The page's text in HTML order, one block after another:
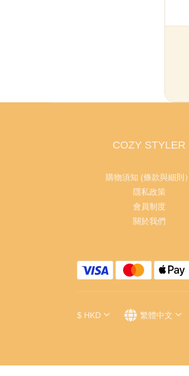
COZY STYLER
購物須知 (條款與細則）
隱私政策
會員制度
關於我們
$ HKD 繁體中文